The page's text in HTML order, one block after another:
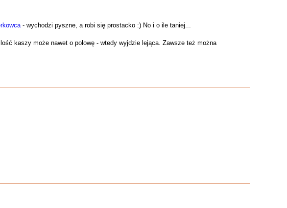
- wychodzi pyszne, a robi się prostacko :) No i o ile taniej...
kaszy może nawet o połowę - wtedy wyjdzie lejąca. Zawsze też można